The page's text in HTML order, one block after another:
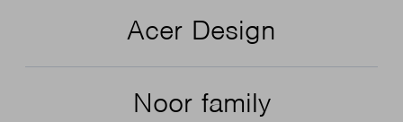
Acer Design
Noor family